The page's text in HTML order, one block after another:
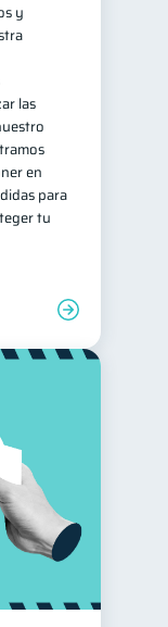
y
las
en
para
tu